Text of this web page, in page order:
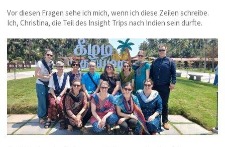
Vor diesen Fragen sehe ich mich, wenn ich diese Zeilen schreibe.
Ich, Christina, die Teil des Insight Trips nach Indien sein durfte.